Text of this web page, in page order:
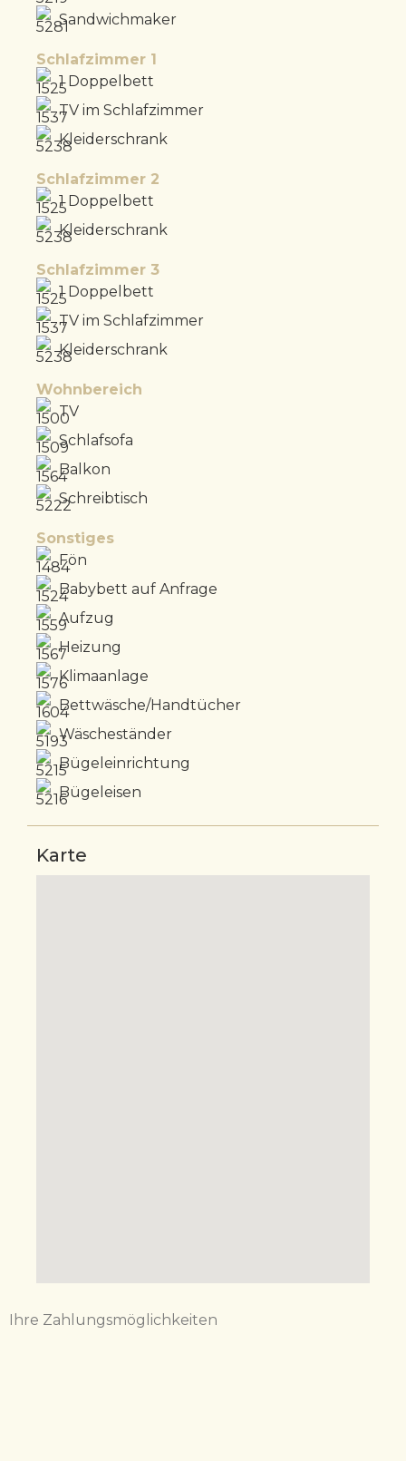
Sandwichmaker
Schlafzimmer 1
1 Doppelbett
TV im Schlafzimmer
Kleiderschrank
Schlafzimmer 2
1 Doppelbett
Kleiderschrank
Schlafzimmer 3
1 Doppelbett
TV im Schlafzimmer
Kleiderschrank
Wohnbereich
TV
Schlafsofa
Balkon
Schreibtisch
Sonstiges
Fön
Babybett auf Anfrage
Aufzug
Heizung
Klimaanlage
Bettwäsche/Handtücher
Wäscheständer
Bügeleinrichtung
Bügeleisen
Karte
Ihre Zahlungsmöglichkeiten